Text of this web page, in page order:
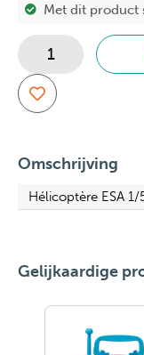
Met dit product
Omschrijving
Hélicoptère ESA 1/
Gelijkaardige